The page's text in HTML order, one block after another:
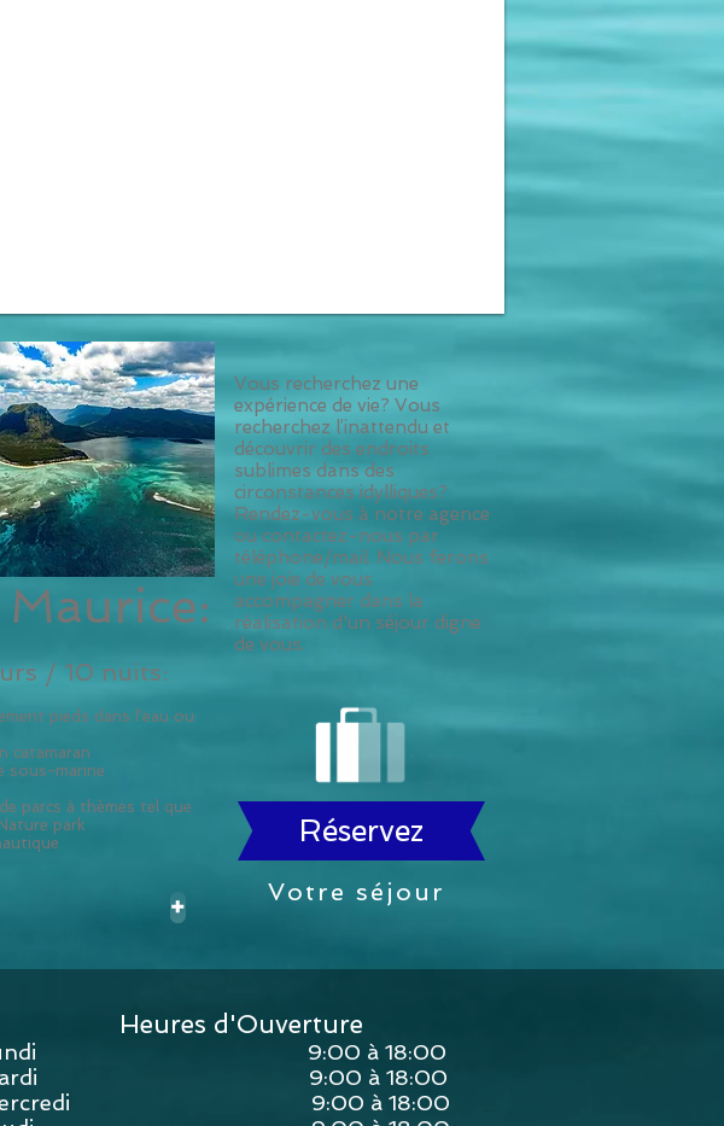
Vous recherchez une
expérience de vie? Vous
recherchez l’inattendu et
découvrir des endroits
sublimes dans des
circonstances idylliques?
Rendez-vous à notre agence
ou contactez-nous par
téléphone/mail. Nous ferons
une joie de vous
accompagner dans la
réalisation d'un séjour digne
de vous.
/ 10 nuits:
pieds dans l'eau ou
catamaran
sous-marine
parcs à thèmes tel que
park
+
Réservez
Votre séjour
Heures d'Ouverture
9:00 à 18:00
9:00 à 18:00
9:00 à 18:00